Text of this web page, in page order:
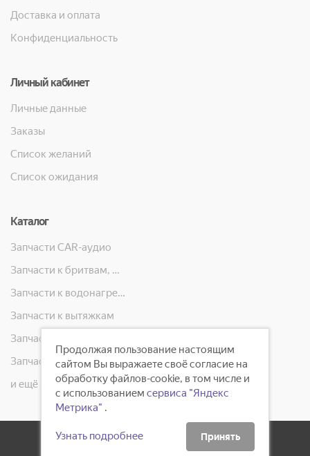
Доставка и оплата
Конфиденциальность
Личный кабинет
Личные данные
Заказы
Список желаний
Список ожидания
Каталог
Запчасти CAR-аудио
Запчасти к бритвам, машинкам для стрижки, фенам, эпиляторам, зубным щёткам
Запчасти к водонагревателям
Запчасти к вытяжкам
Запчасти к масляным радиаторам, вентиляторам, увлажнителям воздуха и теплотехнике
и ещё 23 категорий
2008 - 2026 © ГлавБытСервис
Продолжая пользование настоящим
сайтом Вы выражаете своё согласие на
обработку файлов-cookie, в том числе и
с использованием сервиса "Яндекс
Метрика" .
Узнать подробнее Принять